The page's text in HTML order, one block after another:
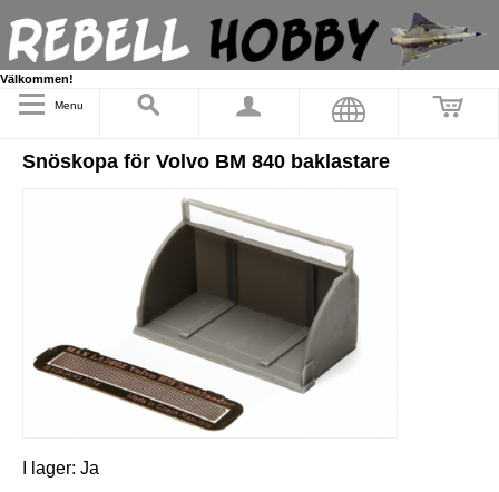
Välkommen!
Menu
Snöskopa för Volvo BM 840 baklastare
I lager: Ja